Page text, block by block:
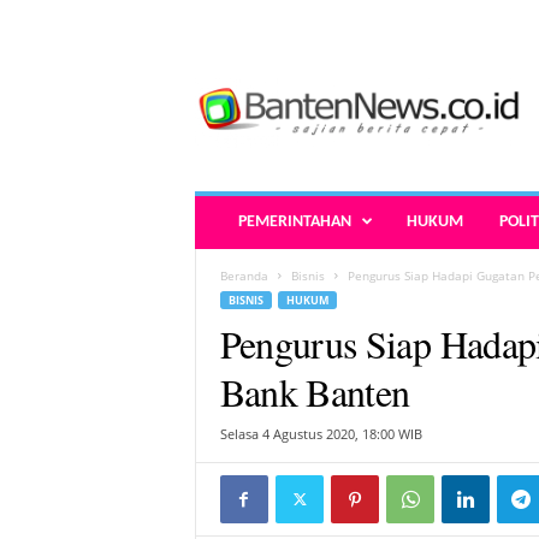
n
-
PEMERINTAHAN HUKUM
Beranda Bisnis Pengurus Siap Hadapi Gugatan
BISNIS HUKUM
Pengurus Siap
Bank Banten
Selasa 4 Agustus 2020, 18:00 WIB